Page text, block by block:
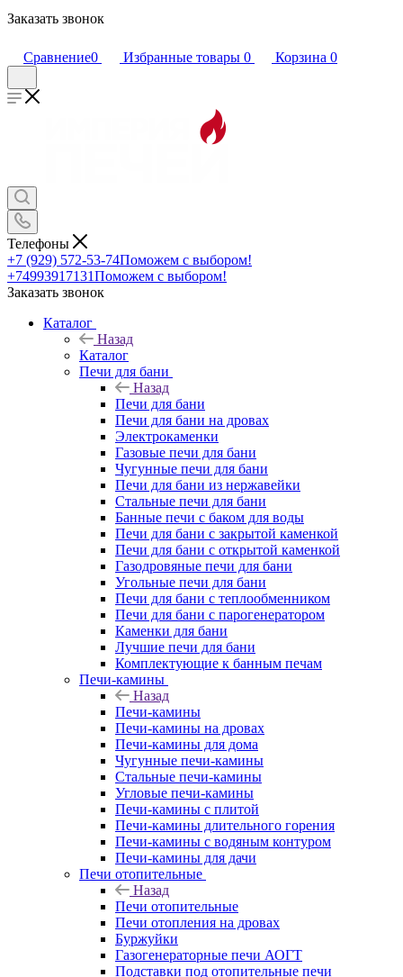
Заказать звонок
Сравнение0 Избранные товары 0 Корзина 0
Телефоны
+7 (929) 572-53-74Поможем с выбором!
+74993917131Поможем с выбором!
Заказать звонок
Каталог
Назад
Каталог
Печи для бани
Назад
Печи для бани
Печи для бани на дровах
Электрокаменки
Газовые печи для бани
Чугунные печи для бани
Печи для бани из нержавейки
Стальные печи для бани
Банные печи с баком для воды
Печи для бани с закрытой каменкой
Печи для бани с открытой каменкой
Газодровяные печи для бани
Угольные печи для бани
Печи для бани с теплообменником
Печи для бани с парогенератором
Каменки для бани
Лучшие печи для бани
Комплектующие к банным печам
Печи-камины
Назад
Печи-камины
Печи-камины на дровах
Печи-камины для дома
Чугунные печи-камины
Стальные печи-камины
Угловые печи-камины
Печи-камины с плитой
Печи-камины длительного горения
Печи-камины с водяным контуром
Печи-камины для дачи
Печи отопительные
Назад
Печи отопительные
Печи отопления на дровах
Буржуйки
Газогенераторные печи АОГТ
Подставки под отопительные печи